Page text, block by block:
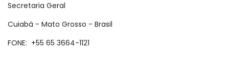
Secretaria Geral
Cuiabá - Mato Grosso - Brasil
FONE: +55 65 3664-1121